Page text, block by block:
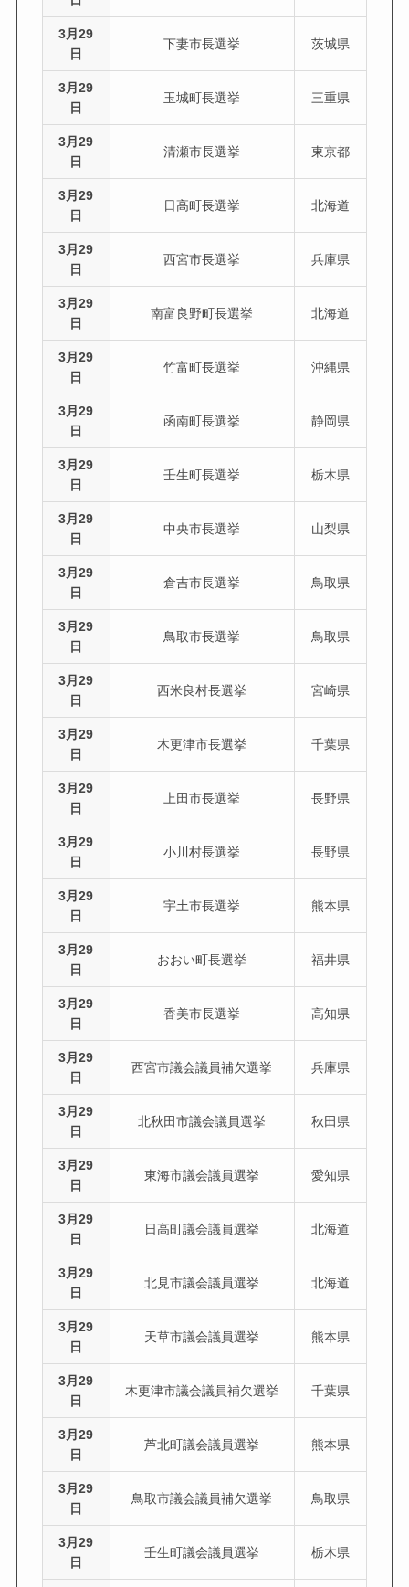
3月29
日
下妻市長選挙 茨城県
3月29
日
玉城町長選挙 三重県
3月29
日
清瀬市長選挙 東京都
3月29
日
日高町長選挙 北海道
3月29
日
西宮市長選挙 兵庫県
3月29
日
南富良野町長選挙 北海道
3月29
日
竹富町長選挙 沖縄県
3月29
日
函南町長選挙 静岡県
3月29
日
壬生町長選挙 栃木県
3月29
日
中央市長選挙 山梨県
3月29
日
倉吉市長選挙 鳥取県
3月29
日
鳥取市長選挙 鳥取県
3月29
日
西米良村長選挙 宮崎県
3月29
日
木更津市長選挙 千葉県
3月29
日
上田市長選挙 長野県
3月29
日
小川村長選挙 長野県
3月29
日
宇土市長選挙 熊本県
3月29
日
おおい町長選挙 福井県
3月29
日
香美市長選挙 高知県
3月29
日
西宮市議会議員補欠選挙 兵庫県
3月29
日
北秋田市議会議員選挙 秋田県
3月29
日
東海市議会議員選挙 愛知県
3月29
日
日高町議会議員選挙 北海道
3月29
日
北見市議会議員選挙 北海道
3月29
日
天草市議会議員選挙 熊本県
3月29
日
木更津市議会議員補欠選挙 千葉県
3月29
日
芦北町議会議員選挙 熊本県
3月29
日
鳥取市議会議員補欠選挙 鳥取県
3月29
日
壬生町議会議員選挙 栃木県